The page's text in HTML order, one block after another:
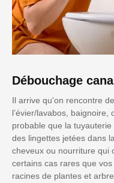
Débouchage
Il arrive qu'on rencontre
l’évier/lavabos,
probable que la
des lingettes jetées dans
cheveux ou nourriture qui
certains cas rares que
racines de plantes et